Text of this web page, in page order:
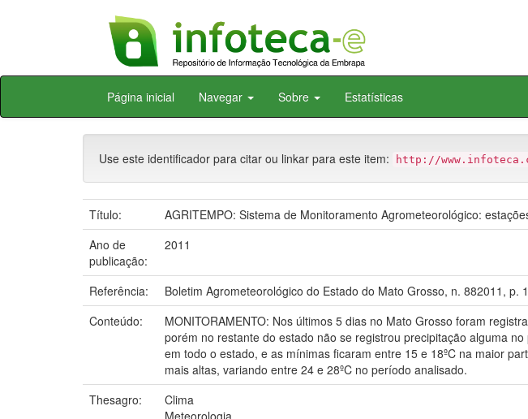
Skip
Página inicial Navegar Sobre Estatísticas
Use este identificador para citar ou linkar para este item: http://
Título:
AGRITEMPO: Sistema de Monitoramento Agrometeorológico:
Ano de
publicação:
2011
Referência:
Boletim Agrometeorológico do Estado do Mato Grosso, n. 882011, p.
Conteúdo:
MONITORAMENTO: Nos últimos 5 dias no Mato Grosso foram
porém no restante do estado não se registrou precipitação alguma
em todo o estado, e as mínimas ficaram entre 15 e 18ºC na maior
mais altas, variando entre 24 e 28ºC no período analisado.
Thesagro:
Clima
Meteorologia